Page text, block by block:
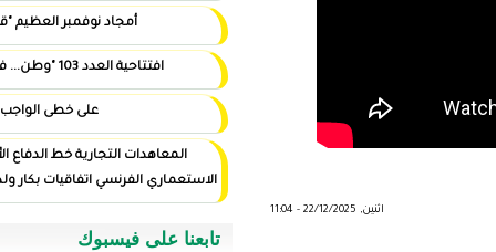
أمجاد نوفمبر العظيم "قصيدة"
على خطى الواجب
المعاهدات التجارية خط الدفاع الأول ضد التوغل
الاستعماري الفرنسي اتفاقيات بكار ولد اسويداحمد نموذجا